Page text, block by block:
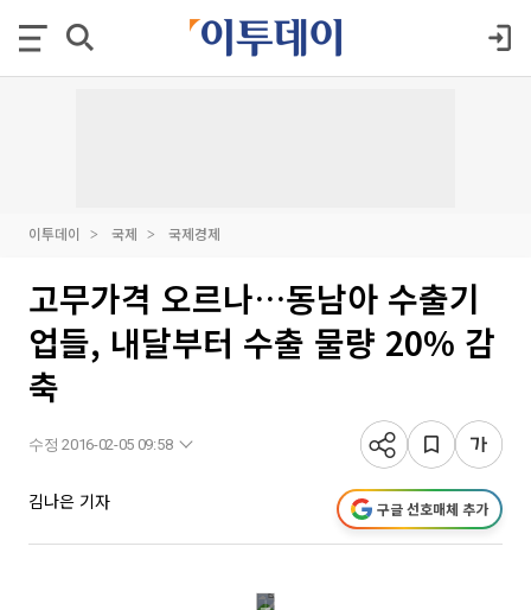
이투데이 국제 국제경제
고무가격 오르나…동남아 수출기
업들, 내달부터 수출 물량 20% 감
축
수정 2016-02-05 09:58
김나은 기자 구글 선호매체 추가